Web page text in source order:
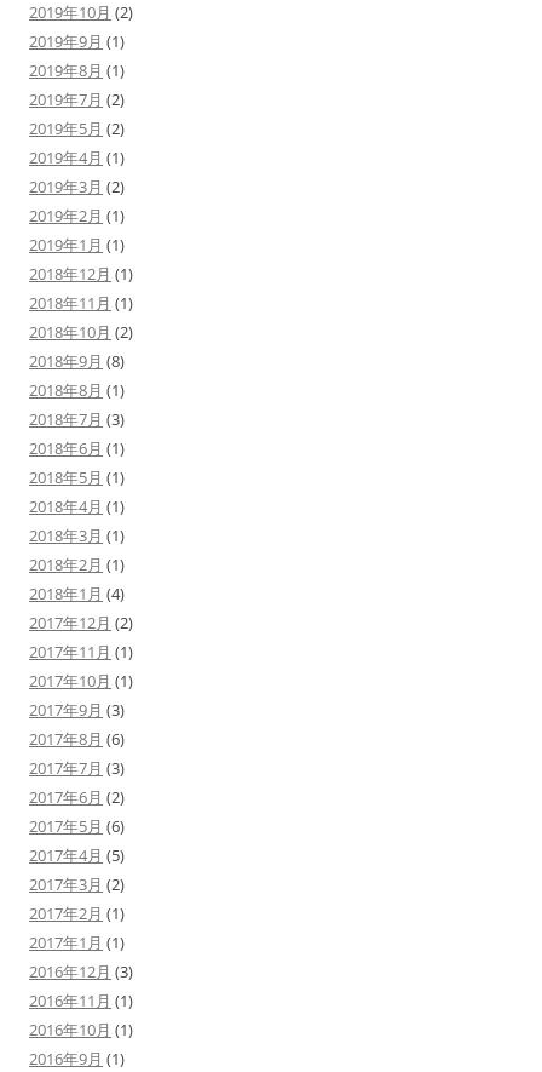
2019年10月 (2)
2019年9月 (1)
2019年8月 (1)
2019年7月 (2)
2019年5月 (2)
2019年4月 (1)
2019年3月 (2)
2019年2月 (1)
2019年1月 (1)
2018年12月 (1)
2018年11月 (1)
2018年10月 (2)
2018年9月 (8)
2018年8月 (1)
2018年7月 (3)
2018年6月 (1)
2018年5月 (1)
2018年4月 (1)
2018年3月 (1)
2018年2月 (1)
2018年1月 (4)
2017年12月 (2)
2017年11月 (1)
2017年10月 (1)
2017年9月 (3)
2017年8月 (6)
2017年7月 (3)
2017年6月 (2)
2017年5月 (6)
2017年4月 (5)
2017年3月 (2)
2017年2月 (1)
2017年1月 (1)
2016年12月 (3)
2016年11月 (1)
2016年10月 (1)
2016年9月 (1)